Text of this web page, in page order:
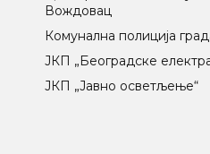
Вождовац
Комунална полиција
ЈКП „Београдске
ЈКП „Јавно осветљење“